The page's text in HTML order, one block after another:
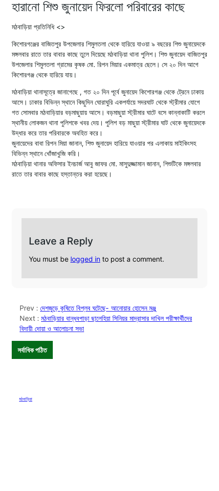
হারানো শিশু জুনায়েদ ফিরলো পরিবারের কাছে
মঠবাড়িয়া প্রতিনিধি <>
কিশোরগঞ্জের বাজিতপুর উপজেলার শিমুলতলা থেকে হারিয়ে যাওয়া ৯ বছরের শিশু জুনায়েদকে
মঙ্গলবার রাতে তার বাবার কাছে তুলে দিয়েছে মঠবাড়িয়া থানা পুলিশ। শিশু জুনায়েদ বাজিতপুর
উপজেলার শিমুলতলা গ্রামের কৃষক মো. রিপন মিয়ার একমাত্র ছেলে। সে ২০ দিন আগে
কিশোরগঞ্জ থেকে হারিয়ে যায়।
মঠবাড়িয়া থানাসূত্রে জানাগেছে , গত ২০ দিন পূর্বে জুনায়েদ কিশোরগঞ্জ থেকে ট্রেনে ঢাকায়
আসে। ঢাকার বিভিন্ন স্থানে কিছুদিন ঘোরাঘুরি একপর্যায়ে সদরঘাট থেকে স্ট্রীমার যোগে
গত সোমবার মঠবাড়িয়ার বড়মাছুয়ায় আসে। বড়মাছুয়া স্ট্রীমার ঘাটে বসে কান্নাকাটি করলে
স্থানীয় লোকজন থানা পুলিশকে খবর দেয়। পুলিশ বড় মাছুয়া স্ট্রীমার ঘাট থেকে জুনায়েদকে
উদ্ধার করে তার পরিবারকে অবহিত করে।
জুনায়েদের বাবা রিপন মিয়া জানান, শিশু জুনায়েদ হারিয়ে যাওয়ার পর এলাকায় মাইকিংসহ
বিভিন্ন স্থানে খোঁজাখুজি করি।
মঠবাড়িয়া থানার অফিসার ইনচার্জ আবু জাফর মো. মাসুদুজ্জামান জানান, শিশুটিকে মঙ্গলবার
রাতে তার বাবার কাছে হস্তান্তর করা হয়েছে।
Leave a Reply
You must be logged in to post a comment.
Prev : দেশজুড়ে কৃষিতে বিপ্লব ঘটেছে- আনোয়ার হোসেন মঞ্জু
Next : মঠবাড়িয়ার বান্ধবপাড়া ছালেহিয়া সিনিয়র মাদ্রাসার দাখিল পরীক্ষার্থীদের
বিদায়ী দোয়া ও আলোচনা সভা
সর্বাধিক পঠিত
মঠবাড়িয়া